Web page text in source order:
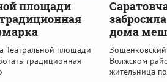
площади
Театральной площади
традиционная
дома
Волжском
жительница